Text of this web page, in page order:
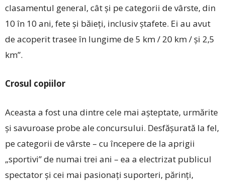
clasamentul general, cât şi pe categorii de vârste, din
10 în 10 ani, fete și băieți, inclusiv ștafete. Ei au avut
de acoperit trasee în lungime de 5 km / 20 km / și 2,5
km”.
Crosul copiilor
Aceasta a fost una dintre cele mai așteptate, urmărite
și savuroase probe ale concursului. Des­fă­șurată la fel,
pe categorii de vârste – cu începere de la aprigii
„sportivi” de numai trei ani – ea a electrizat publicul
spectator și cei mai pasionați suporteri, părinți,